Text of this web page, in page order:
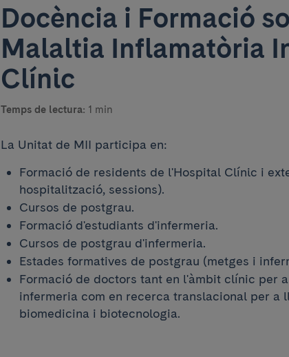
Docència i Formació
Malaltia Inflamatòria
Clínic
Temps de lectura: 1 min
La Unitat de MII participa en:
Formació de residents de l'Hospital Clínic i
hospitalització, sessions).
Cursos de postgrau.
Formació d'estudiants d'infermeria.
Cursos de postgrau d'infermeria.
Estades formatives de postgrau (metges i
Formació de doctors tant en l'àmbit clínic per
infermeria com en recerca translacional per a
biomedicina i biotecnologia.